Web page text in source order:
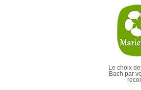
Le choix
Bach par